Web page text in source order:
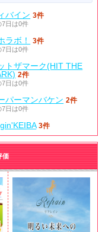
バイン 3件
7日は0件
ラボ！
3件
7日は0件
トザマーク(HIT THE
2件
7日は0件
パーマンバケン 2件
7日は0件
3件
価